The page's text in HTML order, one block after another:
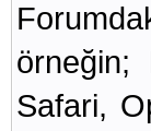
örneğin;
Safari,